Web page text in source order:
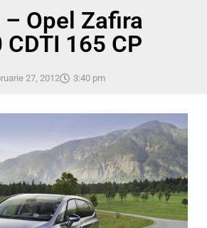
Opel Zafira
165 CP
27, 2012 3:40 pm